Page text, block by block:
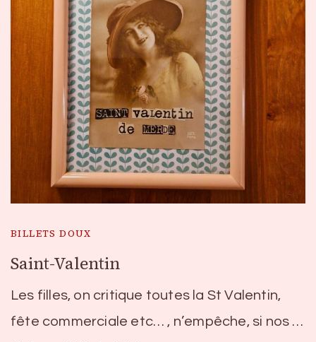
BILLETS DOUX
Saint-Valentin
Les filles, on critique toutes la St Valentin,
fête commerciale etc… , n’empêche, si nos …